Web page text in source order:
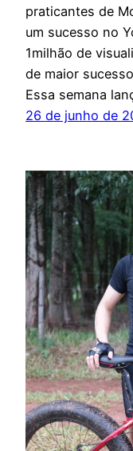
praticantes de
um sucesso no
1milhão de
de maior
Essa semana
26 de junho de